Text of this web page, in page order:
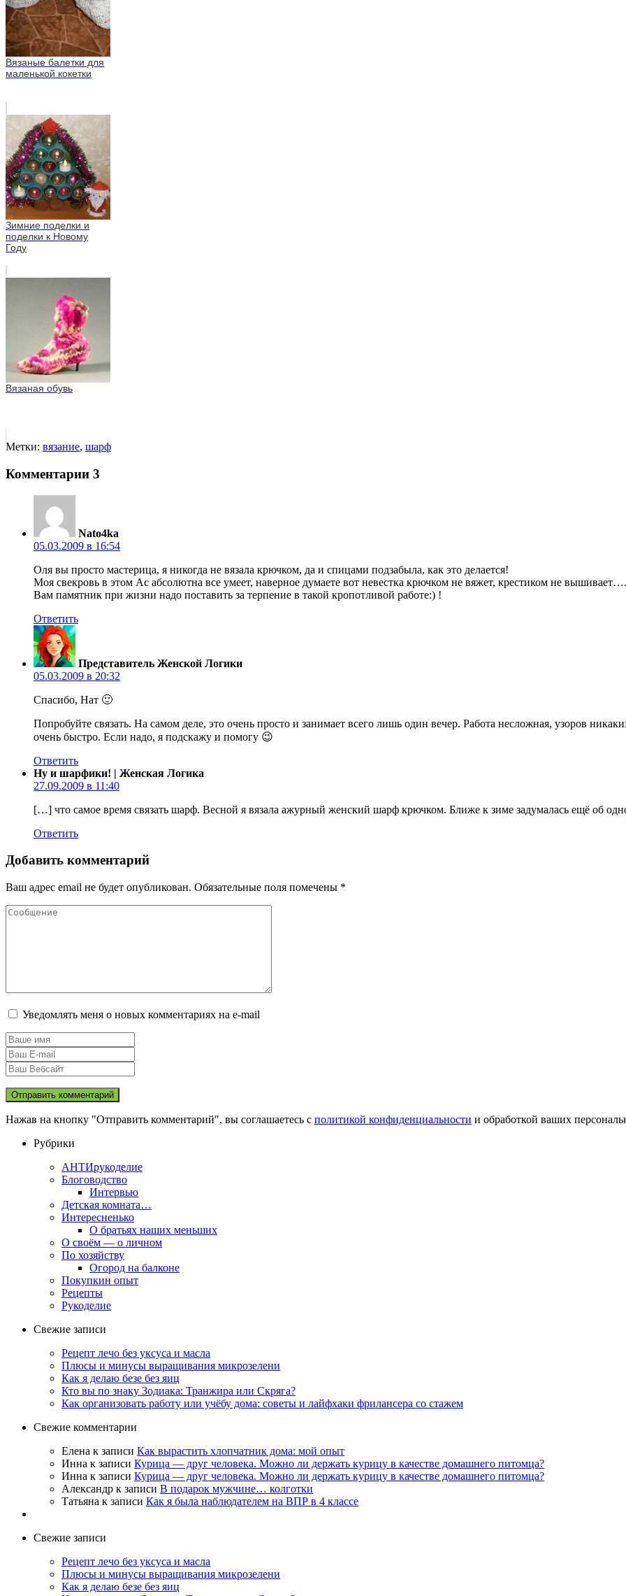
Вязаные балетки для
маленькой кокетки
Зимние поделки и
поделки к Новому
Году
Вязаная обувь
Метки: вязание, шарф
Комментарии 3
Nato4ka
05.03.2009 в 16:54
Оля вы просто мастерица, я никогда не вязала крючком, да и спицами подзабыла, как это делается!
Моя свекровь в этом Ас абсолютна все умеет, наверное думаете вот невестка крючком не вяжет, крестиком не
Вам памятник при жизни надо поставить за терпение в такой кропотливой работе:) !
Ответить
Представитель Женской Логики
05.03.2009 в 20:32
Спасибо, Нат 🙂
Попробуйте связать. На самом деле, это очень просто и занимает всего лишь один вечер. Работа несложная, узоров
очень быстро. Если надо, я подскажу и помогу 😉
Ответить
Ну и шарфики! | Женская Логика
27.09.2009 в 11:40
[…] что самое время связать шарф. Весной я вязала ажурный женский шарф крючком. Ближе к зиме задумалась ещё об
Ответить
Добавить комментарий
Ваш адрес email не будет опубликован. Обязательные поля помечены *
Уведомлять меня о новых комментариях на e-mail
Нажав на кнопку "Отправить комментарий", вы соглашаетесь с политикой конфиденциальности и обработкой ваших
Рубрики
АНТИрукоделие
Блоговодство
Интервью
Детская комната…
Интересненько
О братьях наших меньших
О своём — о личном
По хозяйству
Огород на балконе
Покупкин опыт
Рецепты
Рукоделие
Свежие записи
Рецепт лечо без уксуса и масла
Плюсы и минусы выращивания микрозелени
Как я делаю безе без яиц
Кто вы по знаку Зодиака: Транжира или Скряга?
Как организовать работу или учёбу дома: советы и лайфхаки фрилансера со стажем
Свежие комментарии
Елена к записи Как вырастить хлопчатник дома: мой опыт
Инна к записи Курица — друг человека. Можно ли держать курицу в качестве домашнего питомца?
Инна к записи Курица — друг человека. Можно ли держать курицу в качестве домашнего питомца?
Александр к записи В подарок мужчине… колготки
Татьяна к записи Как я была наблюдателем на ВПР в 4 классе
Свежие записи
Рецепт лечо без уксуса и масла
Плюсы и минусы выращивания микрозелени
Как я делаю безе без яиц